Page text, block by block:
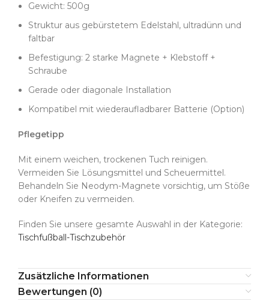
Gewicht: 500g
Struktur aus gebürstetem Edelstahl, ultradünn und
faltbar
Befestigung: 2 starke Magnete + Klebstoff +
Schraube
Gerade oder diagonale Installation
Kompatibel mit wiederaufladbarer Batterie (Option)
Pflegetipp
Mit einem weichen, trockenen Tuch reinigen.
Vermeiden Sie Lösungsmittel und Scheuermittel.
Behandeln Sie Neodym-Magnete vorsichtig, um Stöße
oder Kneifen zu vermeiden.
Finden Sie unsere gesamte Auswahl in der Kategorie:
Tischfußball-Tischzubehör
Zusätzliche Informationen
Bewertungen (0)